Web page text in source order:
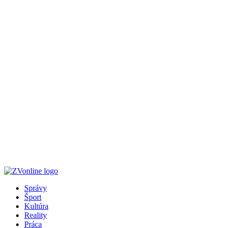
Správy
Šport
Kultúra
Reality
Práca